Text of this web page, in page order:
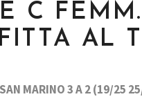
C
AL
MARINO 3 A 2 (19/25